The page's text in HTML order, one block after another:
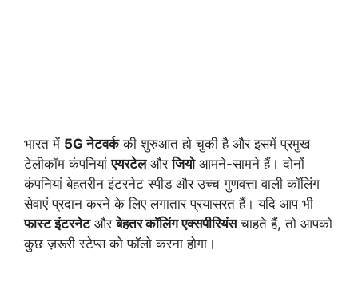
भारत में 5G नेटवर्ककी शुरुआत हो चुकी है और इसमें प्रमुख
टेलीकॉम कंपनियांएयरटेलऔरजियोआमने-सामने हैं। दोनों
कंपनियां बेहतरीन इंटरनेट स्पीड और उच्च गुणवत्ता वाली कॉलिंग
सेवाएं प्रदान करने के लिए लगातार प्रयासरत हैं। यदि आप भी
फास्ट इंटरनेटऔरबेहतर कॉलिंग एक्सपीरियंसचाहते हैं, तो आपको
कुछ ज़रूरी स्टेप्स को फॉलो करना होगा।